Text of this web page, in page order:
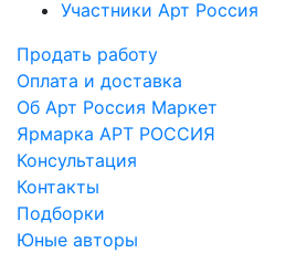
Участники Арт Россия
Продать работу
Оплата и доставка
Об Арт Россия Маркет
Ярмарка АРТ РОССИЯ
Консультация
Контакты
Подборки
Юные авторы